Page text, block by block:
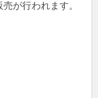
が行われます。